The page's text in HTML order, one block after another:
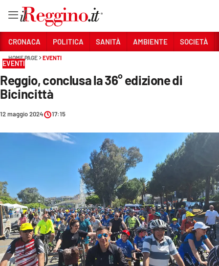
Sezioni
CRONACA
CULTURA
ECONOMIA E LAVORO
EVENTI
SPORT
CRONACA POLITICA SANITÀ AMBIENTE SOCIETÀ
HOME PAGE EVENTI
EVENTI
Reggio, conclusa la 36° edizione di
Bicincittà
12 maggio 2024 17:15